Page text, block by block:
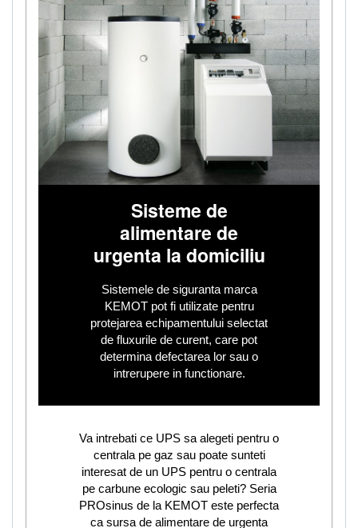
Sisteme de
alimentare de
urgenta la domiciliu
Sistemele de siguranta marca
KEMOT pot fi utilizate pentru
protejarea echipamentului selectat
de fluxurile de curent, care pot
determina defectarea lor sau o
intrerupere in functionare.
Va intrebati ce UPS sa alegeti pentru o
centrala pe gaz sau poate sunteti
interesat de un UPS pentru o centrala
pe carbune ecologic sau peleti? Seria
PROsinus de la KEMOT este perfecta
ca sursa de alimentare de urgenta